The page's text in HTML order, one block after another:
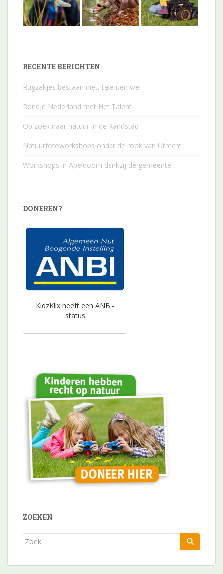
RECENTE BERICHTEN
Rugzakjes bestaan niet, talenten wel
Rondje Nederland met Het Talent
Op zoek naar natuur in de Randstad
Natuurfotoworkshops onder de rook van Utrecht
Workshops in Apeldoorn dankzij de gemeente
DONEREN?
KidzKlix heeft een ANBI-
status
ZOEKEN
Zoek